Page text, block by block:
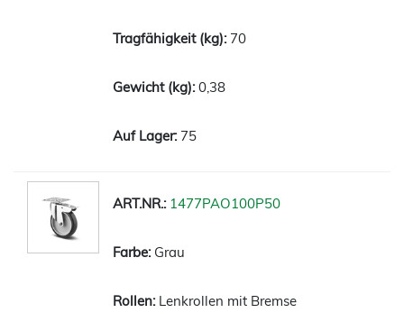
70
0,38
75
1477PAO100P50
Grau
Lenkrollen mit Bremse